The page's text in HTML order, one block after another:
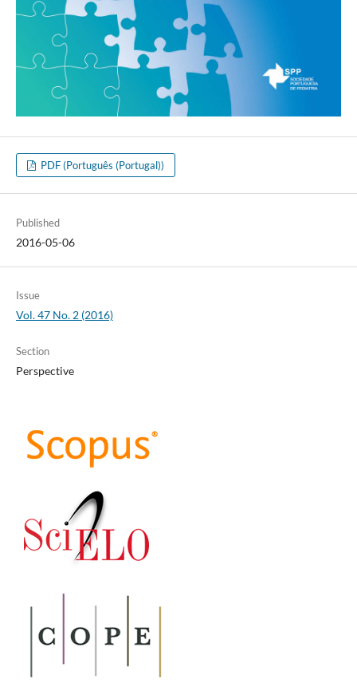
PDF (Português (Portugal))
Published
2016-05-06
Issue
Vol. 47 No. 2 (2016)
Section
Perspective